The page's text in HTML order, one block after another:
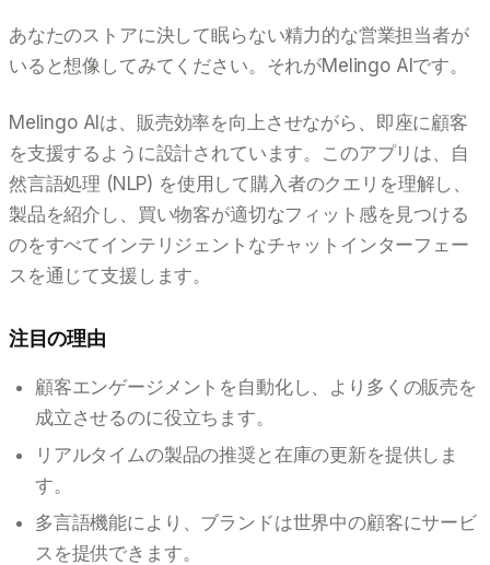
あなたのストアに決して眠らない精力的な営業担当者が
いると想像してみてください。それがMelingo AIです。
Melingo AIは、販売効率を向上させながら、即座に顧客
を支援するように設計されています。このアプリは、自
然言語処理 (NLP) を使用して購入者のクエリを理解し、
製品を紹介し、買い物客が適切なフィット感を見つける
のをすべてインテリジェントなチャットインターフェー
スを通じて支援します。
注目の理由
顧客エンゲージメントを自動化し、より多くの販売を
成立させるのに役立ちます。
リアルタイムの製品の推奨と在庫の更新を提供しま
す。
多言語機能により、ブランドは世界中の顧客にサービ
スを提供できます。